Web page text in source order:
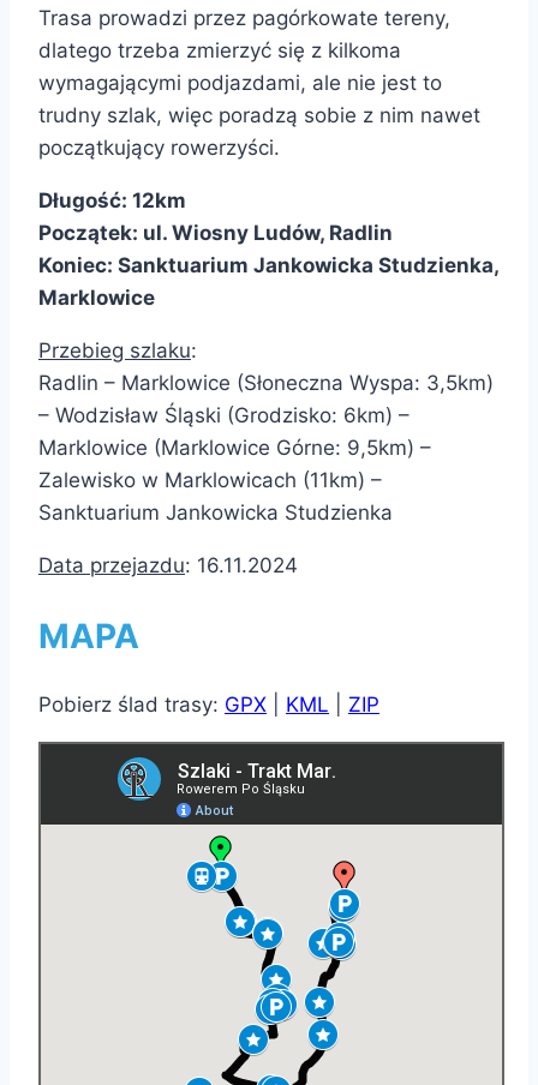
Trasa prowadzi przez pagórkowate tereny,
dlatego trzeba zmierzyć się z kilkoma
wymagającymi podjazdami, ale nie jest to
trudny szlak, więc poradzą sobie z nim nawet
początkujący rowerzyści.
Długość: 12km
Początek: ul. Wiosny Ludów, Radlin
Koniec: Sanktuarium Jankowicka Studzienka,
Marklowice
Przebieg szlaku:
Radlin – Marklowice (Słoneczna Wyspa: 3,5km)
– Wodzisław Śląski (Grodzisko: 6km) –
Marklowice (Marklowice Górne: 9,5km) –
Zalewisko w Marklowicach (11km) –
Sanktuarium Jankowicka Studzienka
Data przejazdu: 16.11.2024
MAPA
Pobierz ślad trasy: GPX KML ZIP